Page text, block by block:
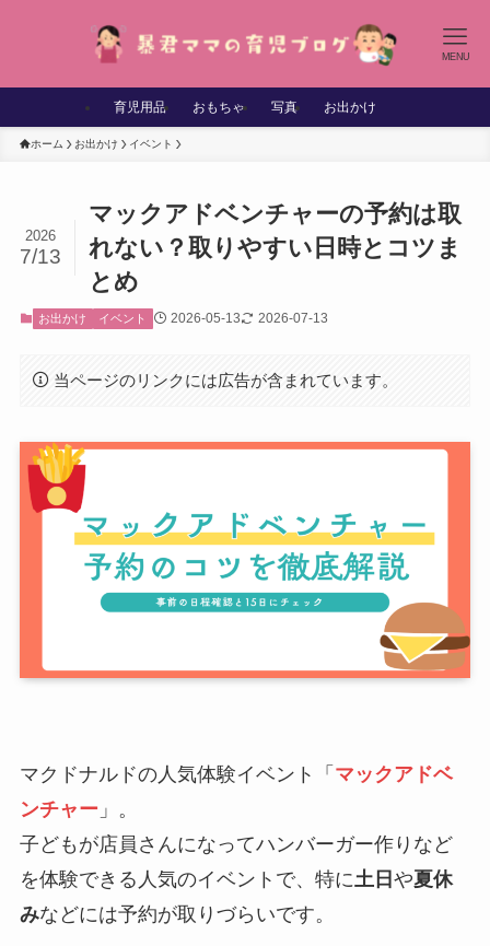
MENU
育児用品 おもちゃ 写真 お出かけ
ホーム お出かけ イベント
マックアドベンチャーの予約は取
れない？取りやすい日時とコツま
とめ
2026
7/13
お出かけ イベント 2026-05-13 2026-07-13
当ページのリンクには広告が含まれています。
マクドナルドの人気体験イベント「 マックアドベ
ンチャー 」。
子どもが店員さんになってハンバーガー作りなど
を体験できる人気のイベントで、特に土日 や夏休
みなどには予約が取りづらいです。